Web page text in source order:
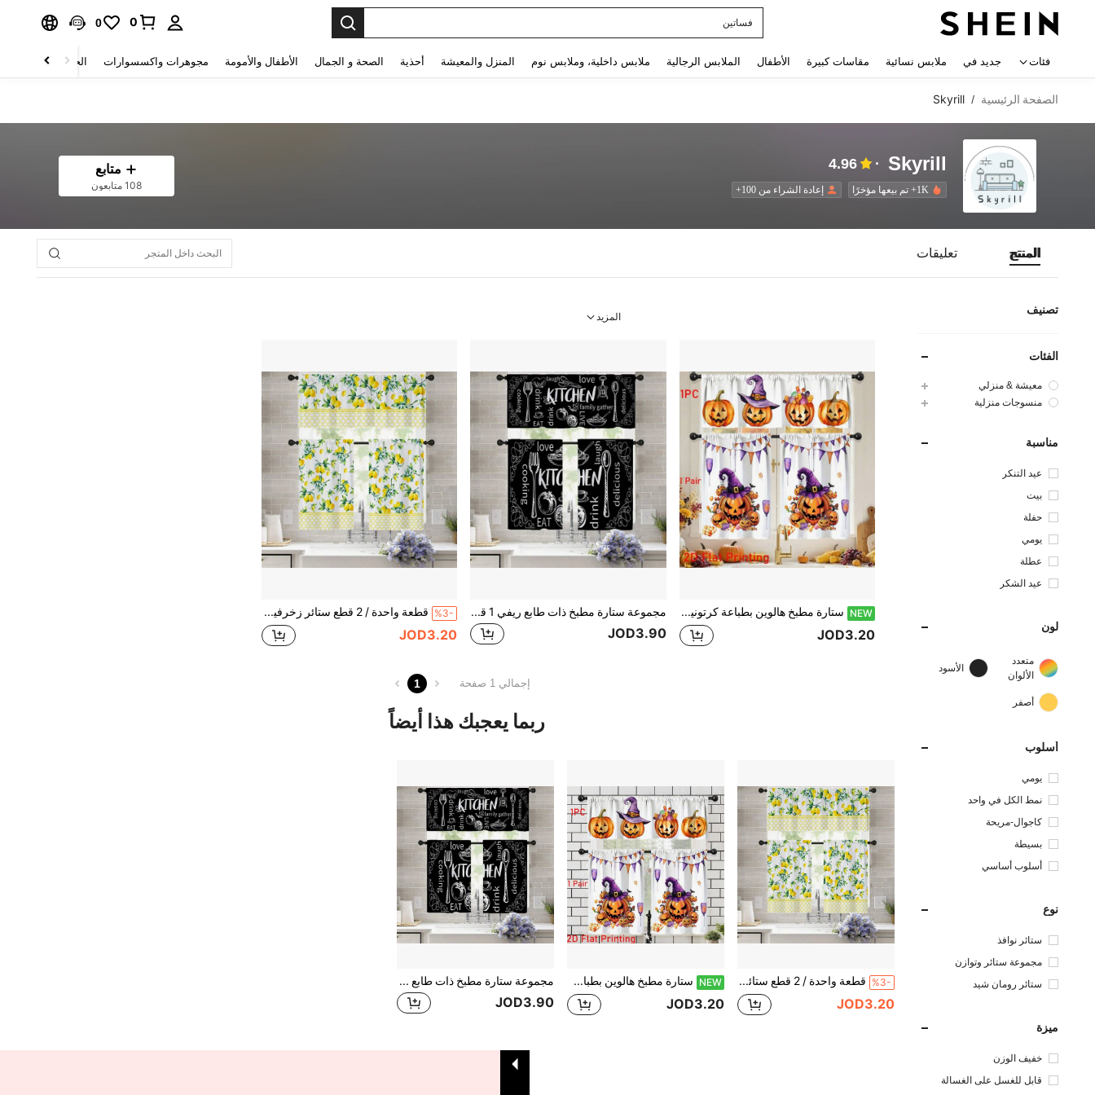
فستان
0
0
فئات جديد في ملابس نسائية مقاسات كبيرة الأطفال الملابس الرجالية ملابس داخلية، وملابس نوم المنزل والمعيشة أحذية الصحة و الجمال الأطفال والأمومة مجوهرات واكسسوارات الحقائب والأمتعة
الصفحة الرئيسية /
Skyrill
Skyrill
4.96
1K+ تم بيعها مؤخرًا إعادة الشراء من 100+
متابع
108 متابعون
المنتج تعليقات
تصنيف
الفئات
معيشة & منزلي
منسوجات منزلية
مناسبة
عيد التنكر
بيت
حفلة
يومي
عطلة
عيد الشكر
لون
متعدد
الألوان
الأسود
أصفر
أسلوب
يومي
نمط الكل في واحد
كاجوال-مريحة
بسيطة
أسلوب أساسي
نوع
ستائر نوافذ
مجموعة ستائر وتوازن
ستائر رومان شيد
ميزة
خفيف الوزن
قابل للغسل على الغسالة
المزيد
NEW ستارة مطبخ هالوين بطباعة كرتونية مسطحة 2D لقبعة ساحرة وفانوس جاك والحلويات وأعلام الزينة، جيب للقضيب، 1 قطعة ستارة علوية للنافذة أو 2 قطعة ستائر مقسمة قصيرة للمقهى، ديكور منزلي لطيف لعطلة الخريف بطراز ريفي للمطبخ والنافذة، قابلة للغسل في الغسالة
JOD3.20
مجموعة ستارة مطبخ ذات طابع ريفي 1 قطعة/2 قطعة، ستارة مطبخ ريفية بجيب للعصا، ستارة كافيه، ستارة لغرفة المعيشة والمكتب والنوم، ديكور منزلي
JOD3.90
%3- قطعة واحدة / 2 قطع ستائر زخرفية صغيرة مطبوع عليها ليمون أصفر طازج بطراز بسيط من البوليستر ذات جيوب للعصا، مجموعة ستائر الشرفة بمقاسات 52 بوصة * 18 بوصة، 26 بوصة * 36 بوصة، بموضوع الفاكهة لأربعة فصول، ديكور للمطبخ والصالة والمكتب والنوم
JOD3.20
إجمالي 1 صفحة 1
ربما يعجبك هذا أيضاً
%3- قطعة واحدة / 2 قطع ستائر زخرفية صغيرة مطبوع عليها ليمون أصفر طازج بطراز بسيط من البوليستر ذات جيوب للعصا، مجموعة ستائر الشرفة بمقاسات 52 بوصة * 18 بوصة، 26 بوصة * 36 بوصة، بموضوع الفاكهة لأربعة فصول، ديكور للمطبخ والصالة والمكتب والنوم
JOD3.20
NEW ستارة مطبخ هالوين بطباعة كرتونية مسطحة 2D لقبعة ساحرة وفانوس جاك والحلويات وأعلام الزينة، جيب للقضيب، 1 قطعة ستارة علوية للنافذة أو 2 قطعة ستائر مقسمة قصيرة للمقهى، ديكور منزلي لطيف لعطلة الخريف بطراز ريفي للمطبخ والنافذة، قابلة للغسل في الغسالة
JOD3.20
مجموعة ستارة مطبخ ذات طابع ريفي 1 قطعة/2 قطعة، ستارة مطبخ ريفية بجيب للعصا، ستارة كافيه، ستارة لغرفة المعيشة والمكتب والنوم، ديكور منزلي
JOD3.90